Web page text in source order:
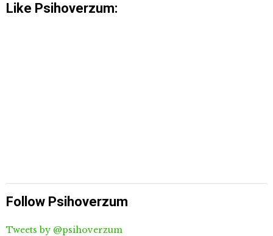
Like Psihoverzum:
Follow Psihoverzum
Tweets by @psihoverzum